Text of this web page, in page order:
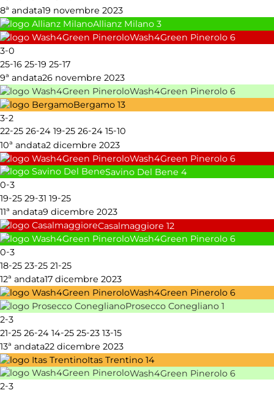
8ª andata19 novembre 2023
Allianz Milano 3
Wash4Green Pinerolo 6
3-0
25-16 25-19 25-17
9ª andata26 novembre 2023
Wash4Green Pinerolo 6
Bergamo 13
3-2
22-25 26-24 19-25 26-24 15-10
10ª andata2 dicembre 2023
Wash4Green Pinerolo 6
Savino Del Bene 4
0-3
19-25 29-31 19-25
11ª andata9 dicembre 2023
Casalmaggiore 12
Wash4Green Pinerolo 6
0-3
18-25 23-25 21-25
12ª andata17 dicembre 2023
Wash4Green Pinerolo 6
Prosecco Conegliano 1
2-3
21-25 26-24 14-25 25-23 13-15
13ª andata22 dicembre 2023
Itas Trentino 14
Wash4Green Pinerolo 6
2-3